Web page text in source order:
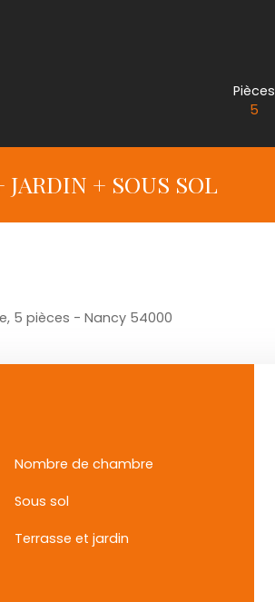
Pièces
5
JARDIN + SOUS SOL
5 pièces - Nancy 54000
Nombre de chambre
Sous sol
Terrasse et jardin